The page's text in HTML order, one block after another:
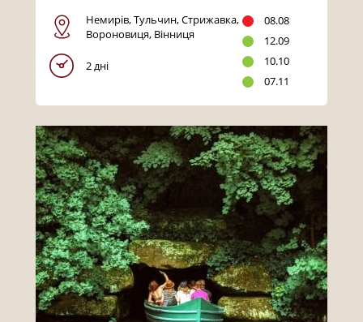
Немирів, Тульчин, Стрижавка,
Вороновиця, Вінниця
2 дні
08.08
12.09
10.10
07.11